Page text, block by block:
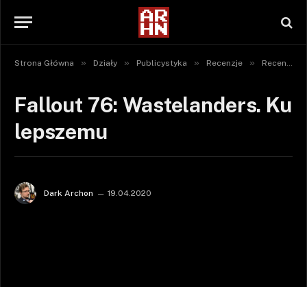
Strona Główna » Działy » Publicystyka » Recenzje » Recenzje gier
Fallout 76: Wastelanders. Ku
lepszemu
Dark Archon 19.04.2020